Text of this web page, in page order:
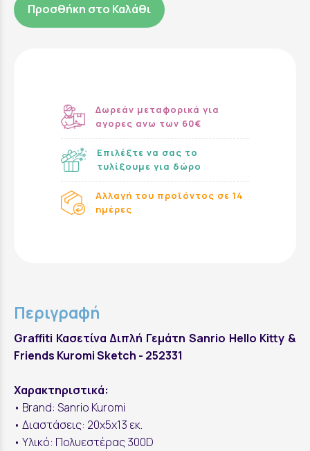
Προσθήκη στο Καλάθι
Δωρεάν μεταφορικά για
αγορες ανω των 60€
Επιλέξτε να σας το
τυλίξουμε για δώρο
Αλλαγή του προϊόντος σε 14
ημέρες
Περιγραφή
Graffiti Κασετίνα Διπλή Γεμάτη Sanrio Hello Kitty &
Friends Kuromi Sketch - 252331
Χαρακτηριστικά:
• Brand: Sanrio Kuromi
• Διαστάσεις: 20x5x13 εκ.
• Υλικό: Πολυεστέρας 300D